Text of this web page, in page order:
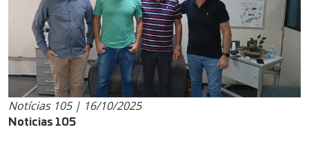
Notícias 105 | 16/10/2025
Noticias 105